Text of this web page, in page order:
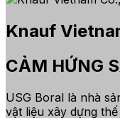
Knauf
CẢM HỨNG
USG Boral là nhà
vật liệu xây dựng